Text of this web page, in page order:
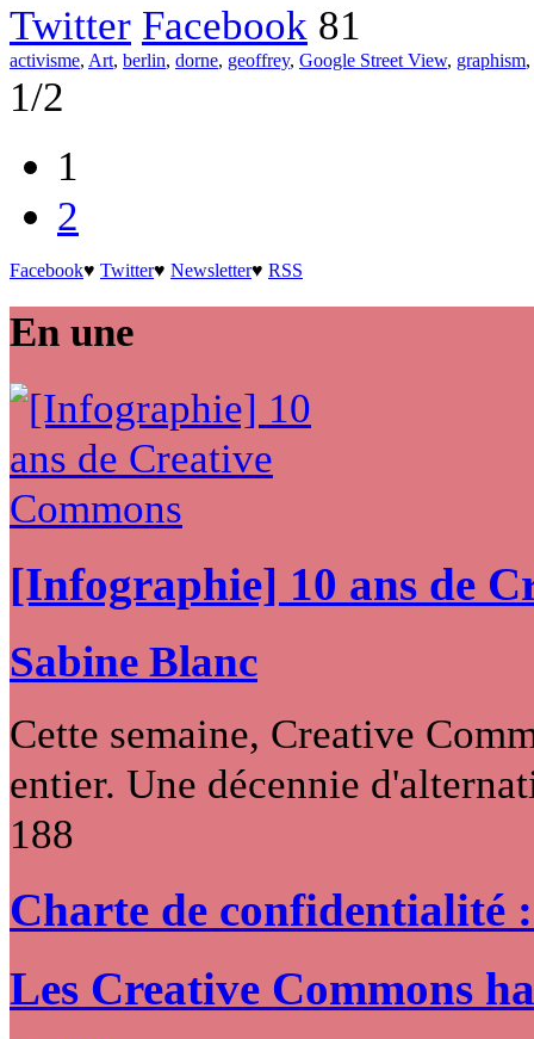
Twitter Facebook 81
activisme, Art, berlin, dorne, geoffrey, Google Street View, graphism,
1/2
1
2
Facebook♥ Twitter♥ Newsletter♥ RSS
En une
[Infographie] 10 ans de
Sabine Blanc
Cette semaine, Creative
entier. Une décennie
188
Charte de confidentialité
Les Creative Commons